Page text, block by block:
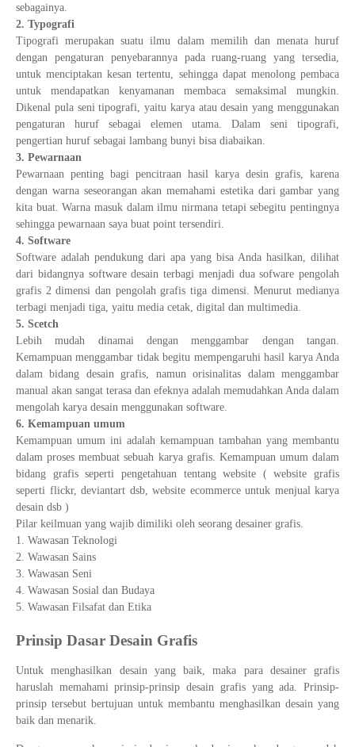
sebagainya.
2. Typografi
Tipografi merupakan suatu ilmu dalam memilih dan menata huruf
dengan pengaturan penyebarannya pada ruang-ruang yang tersedia,
untuk menciptakan kesan tertentu, sehingga dapat menolong pembaca
untuk mendapatkan kenyamanan membaca semaksimal mungkin.
Dikenal pula seni tipografi, yaitu karya atau desain yang menggunakan
pengaturan huruf sebagai elemen utama. Dalam seni tipografi,
pengertian huruf sebagai lambang bunyi bisa diabaikan.
3. Pewarnaan
Pewarnaan penting bagi pencitraan hasil karya desin grafis, karena
dengan warna seseorangan akan memahami estetika dari gambar yang
kita buat. Warna masuk dalam ilmu nirmana tetapi sebegitu pentingnya
sehingga pewarnaan saya buat point tersendiri.
4. Software
Software adalah pendukung dari apa yang bisa Anda hasilkan, dilihat
dari bidangnya software desain terbagi menjadi dua sofware pengolah
grafis 2 dimensi dan pengolah grafis tiga dimensi. Menurut medianya
terbagi menjadi tiga, yaitu media cetak, digital dan multimedia.
5. Scetch
Lebih mudah dinamai dengan menggambar dengan tangan.
Kemampuan menggambar tidak begitu mempengaruhi hasil karya Anda
dalam bidang desain grafis, namun orisinalitas dalam menggambar
manual akan sangat terasa dan efeknya adalah memudahkan Anda dalam
mengolah karya desain menggunakan software.
6. Kemampuan umum
Kemampuan umum ini adalah kemampuan tambahan yang membantu
dalam proses membuat sebuah karya grafis. Kemampuan umum dalam
bidang grafis seperti pengetahuan tentang website ( website grafis
seperti flickr, deviantart dsb, website ecommerce untuk menjual karya
desain dsb )
Pilar keilmuan yang wajib dimiliki oleh seorang desainer grafis.
Wawasan Teknologi
Wawasan Sains
Wawasan Seni
Wawasan Sosial dan Budaya
Wawasan Filsafat dan Etika
Prinsip Dasar Desain Grafis
Untuk menghasilkan desain yang baik, maka para desainer grafis
haruslah memahami prinsip-prinsip desain grafis yang ada. Prinsip-
prinsip tersebut bertujuan untuk membantu menghasilkan desain yang
baik dan menarik.